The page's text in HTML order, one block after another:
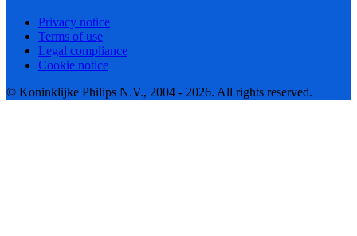
Privacy notice
Terms of use
Legal compliance
Cookie notice
© Koninklijke Philips N.V., 2004 - 2026. All rights reserved.